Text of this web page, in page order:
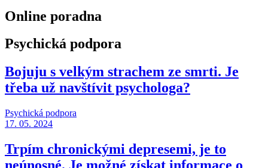
Online poradna
Psychická podpora
Bojuju s velkým strachem ze smrti. Je
třeba už navštívit psychologa?
Psychická podpora
17. 05. 2024
Trpím chronickými depresemi, je to